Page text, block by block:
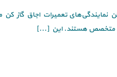
نمایندگی‌های تعمیرات اجاق گاز کن
متخصص هستند. این [...]